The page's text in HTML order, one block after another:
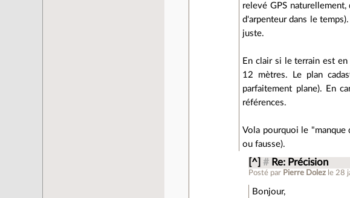
relevé GPS
d'arpenteur dans le
juste.
En clair si le terrain est
12 mètres. Le plan
parfaitement plane). En
références.
Vola pourquoi le "manque
ou fausse).
[^] # Re: Précision
Posté par Pierre Dolez le 28
Bonjour,